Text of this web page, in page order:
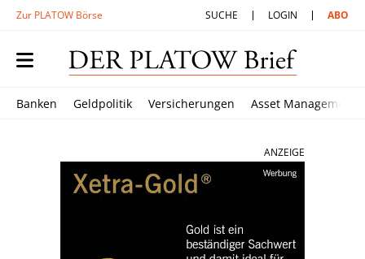
Zur PLATOW Börse SUCHE LOGIN ABO
Banken Geldpolitik Versicherungen Asset Management
ANZEIGE